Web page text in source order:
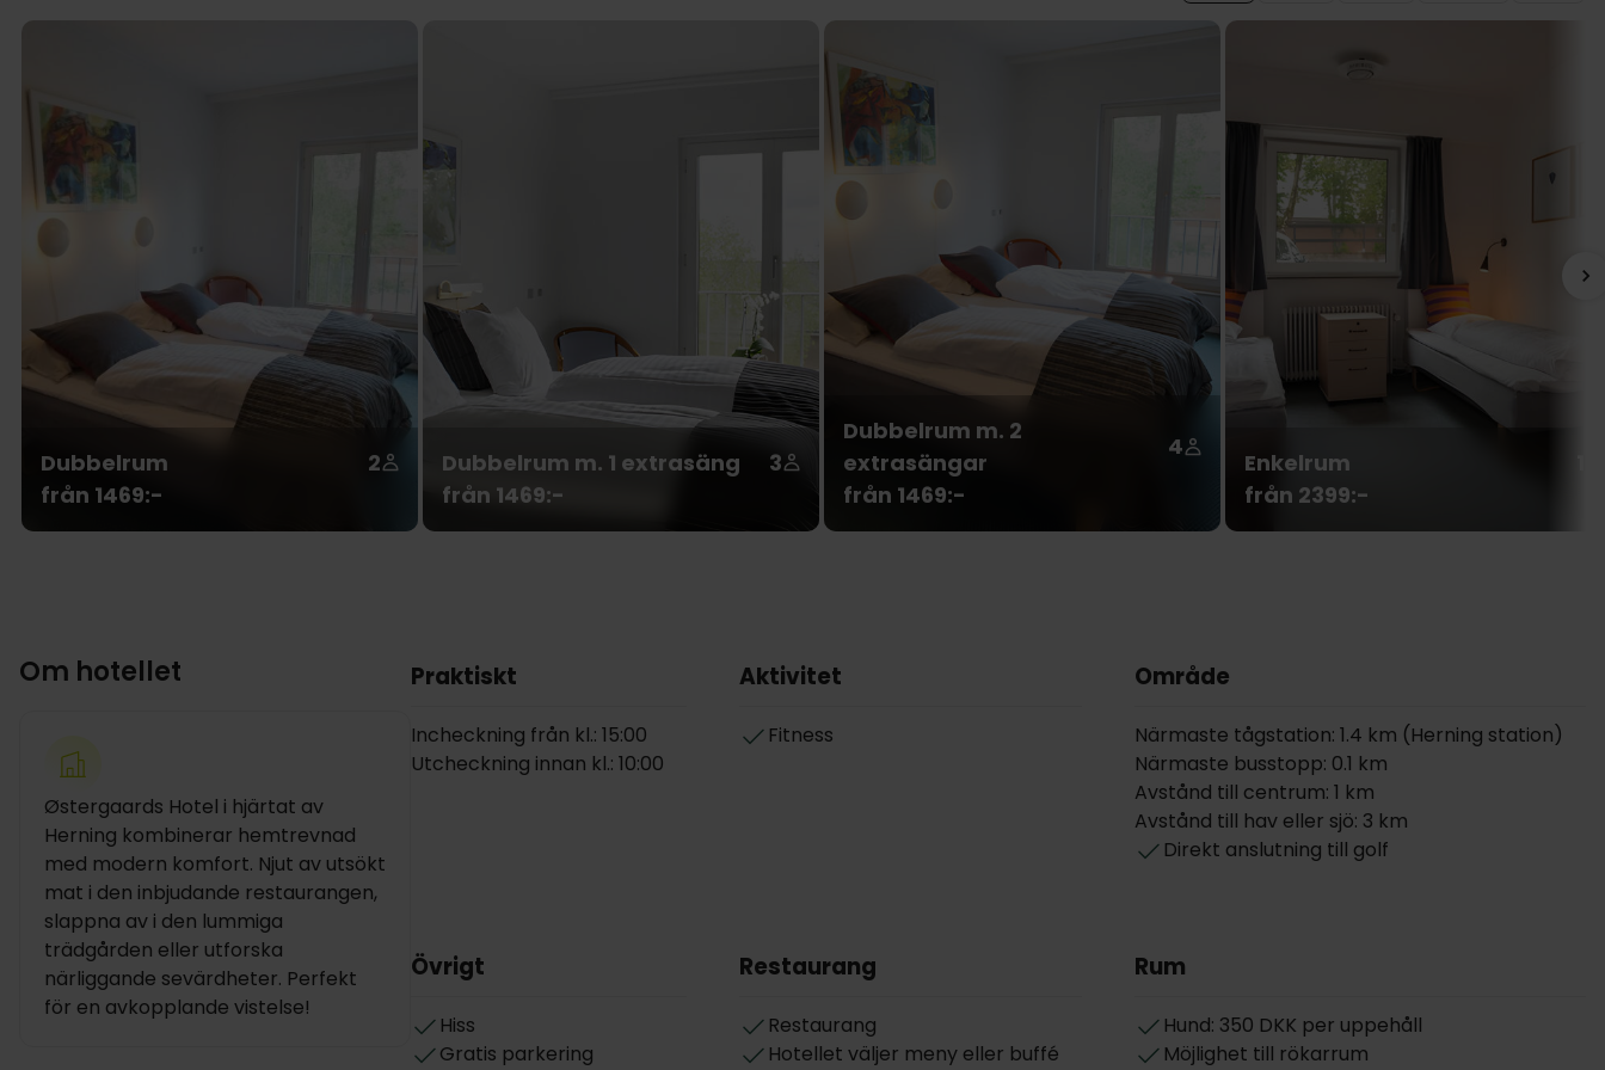
Dubbelrum
2
från 1469:-
Dubbelrum m. 1 extrasäng
3
från 1469:-
Dubbelrum m. 2
extrasängar
4
från 1469:-
Enkelrum
från 2399:-
Om hotellet
Østergaards Hotel i hjärtat av
Herning kombinerar hemtrevnad
med modern komfort. Njut av utsökt
mat i den inbjudande restaurangen,
slappna av i den lummiga
trädgården eller utforska
närliggande sevärdheter. Perfekt
för en avkopplande vistelse!
Praktiskt
Incheckning från kl.: 15:00
Utcheckning innan kl.: 10:00
Aktivitet
Fitness
Område
Närmaste tågstation: 1.4 km (Herning station)
Närmaste busstopp: 0.1 km
Avstånd till centrum: 1 km
Avstånd till hav eller sjö: 3 km
Direkt anslutning till golf
Övrigt
Hiss
Gratis parkering
Restaurang
Restaurang
Hotellet väljer meny eller buffé
Rum
Hund: 350 DKK per uppehåll
Möjlighet till rökarrum